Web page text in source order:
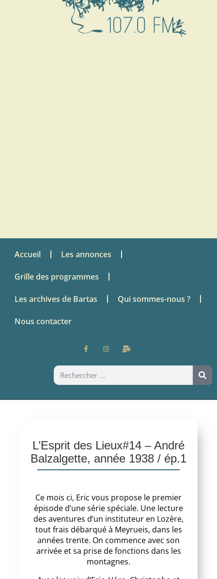
Accueil Les annonces
Grille des programmes
Les archives de Bartas Qui sommes-nous ?
Nous contacter
L’Esprit des Lieux#14 – André
Balzalgette, année 1938 / ép.1
Ce mois ci, Eric vous propose le premier
épisode d’une série spéciale. Une lecture
des aventures d’un instituteur en Lozère,
tout frais débarqué à Meyrueis, dans les
années trente. On commence avec son
arrivée et sa prise de fonctions dans les
montagnes.